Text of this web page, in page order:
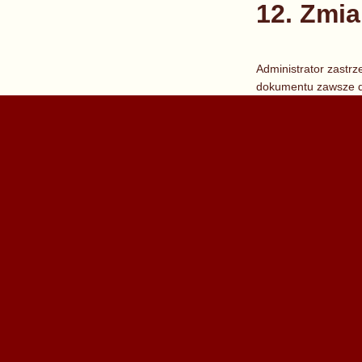
12.
Administrator
dokumentu zawsze